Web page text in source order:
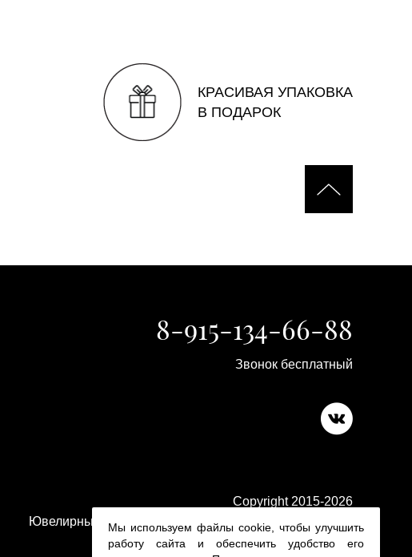
КРАСИВАЯ УПАКОВКА
В ПОДАРОК
8-915-134-66-88
Звонок бесплатный
Copyright 2015-2026
Ювелирные изделия в ювелирном магазине Platina 24
Мы используем файлы cookie, чтобы улучшить
работу сайта и обеспечить удобство его